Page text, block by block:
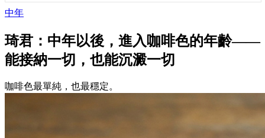
中年
琦君：中年以後，進入咖啡色的年齡——
能接納一切，也能沉澱一切
咖啡色最單純，也最穩定。